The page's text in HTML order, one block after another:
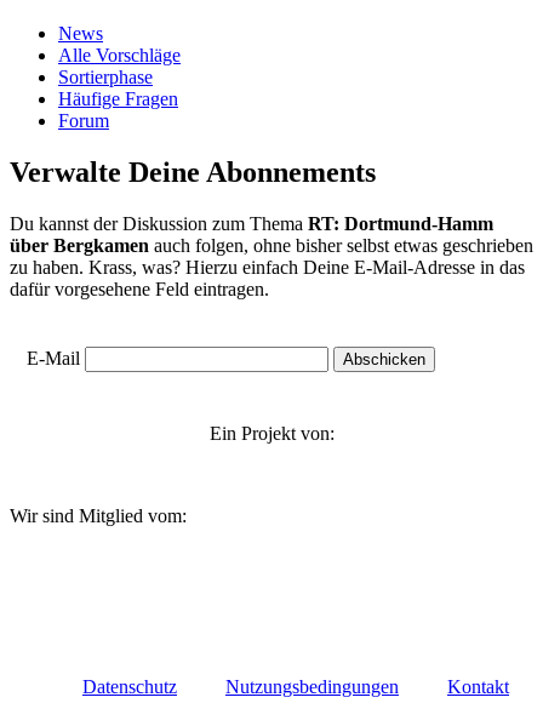
Zum
Inhalt
springen
News
Alle Vorschläge
Sortierphase
Häufige Fragen
Forum
Verwalte Deine Abonnements
Du kannst der Diskussion zum Thema RT: Dortmund-Hamm
über Bergkamen auch folgen, ohne bisher selbst etwas geschrieben
zu haben. Krass, was? Hierzu einfach Deine E-Mail-Adresse in das
dafür vorgesehene Feld eintragen.
E-Mail
Ein Projekt von:
Wir sind Mitglied vom:
Datenschutz Nutzungsbedingungen Kontakt